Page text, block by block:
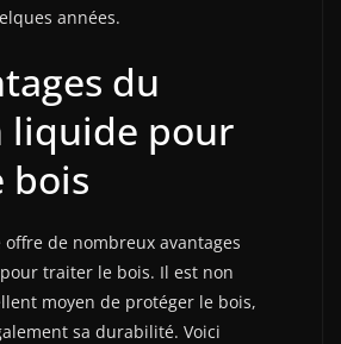
années.
du
liquide pour
bois
de nombreux avantages
traiter le bois. Il est non
moyen de protéger le bois,
sa durabilité. Voici